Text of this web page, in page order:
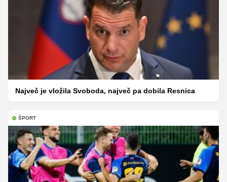
Največ je vložila Svoboda, največ pa dobila Resnica
ŠPORT